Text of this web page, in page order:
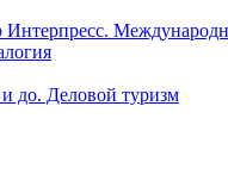
до. Деловой туризм